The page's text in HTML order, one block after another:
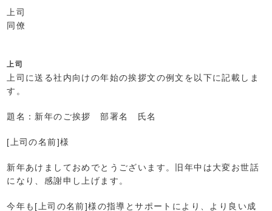
上司
同僚
上司
上司に送る社内向けの年始の挨拶文の例文を以下に記載しま
す。
題名：新年のご挨拶 部署名 氏名
[上司の名前]様
新年あけましておめでとうございます。旧年中は大変お世話
になり、感謝申し上げます。
今年も[上司の名前]様の指導とサポートにより、より良い成